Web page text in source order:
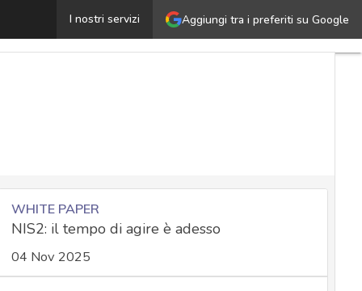
Aggiungi tra i preferiti su Google
I nostri servizi
aggiornamenti Chrome diffondono malware: come
WHITE PAPER
NIS2: il tempo di agire è adesso
04 Nov 2025